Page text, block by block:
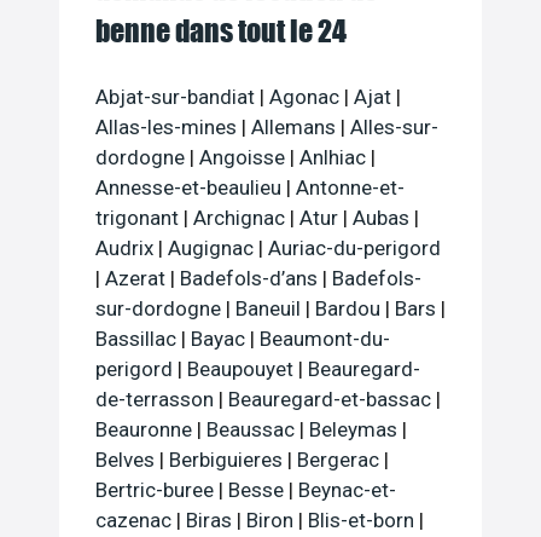
benne dans tout le 24
Abjat-sur-bandiat | Agonac | Ajat |
Allas-les-mines | Allemans | Alles-sur-
dordogne | Angoisse | Anlhiac |
Annesse-et-beaulieu | Antonne-et-
trigonant | Archignac | Atur | Aubas |
Audrix | Augignac | Auriac-du-perigord
| Azerat | Badefols-d’ans | Badefols-
sur-dordogne | Baneuil | Bardou | Bars |
Bassillac | Bayac | Beaumont-du-
perigord | Beaupouyet | Beauregard-
de-terrasson | Beauregard-et-bassac |
Beauronne | Beaussac | Beleymas |
Belves | Berbiguieres | Bergerac |
Bertric-buree | Besse | Beynac-et-
cazenac | Biras | Biron | Blis-et-born |